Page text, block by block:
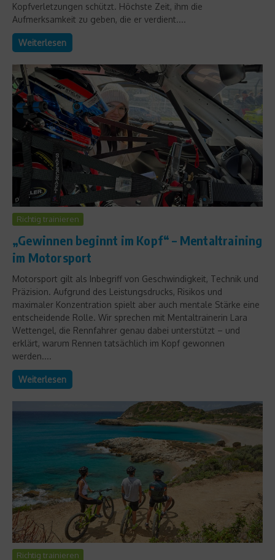
Kopfverletzungen schützt. Höchste Zeit, ihm die
Aufmerksamkeit zu geben, die er verdient....
Weiterlesen
Richtig trainieren
„Gewinnen beginnt im Kopf“ – Mentaltraining
im Motorsport
Motorsport gilt als Inbegriff von Geschwindigkeit, Technik und
Präzision. Aufgrund des Leistungsdrucks, Risikos und
maximaler Konzentration spielt aber auch mentale Stärke eine
entscheidende Rolle. Wir sprechen mit Mentaltrainerin Lara
Wettengel, die Rennfahrer genau dabei unterstützt – und
erklärt, warum Rennen tatsächlich im Kopf gewonnen
werden....
Weiterlesen
Richtig trainieren